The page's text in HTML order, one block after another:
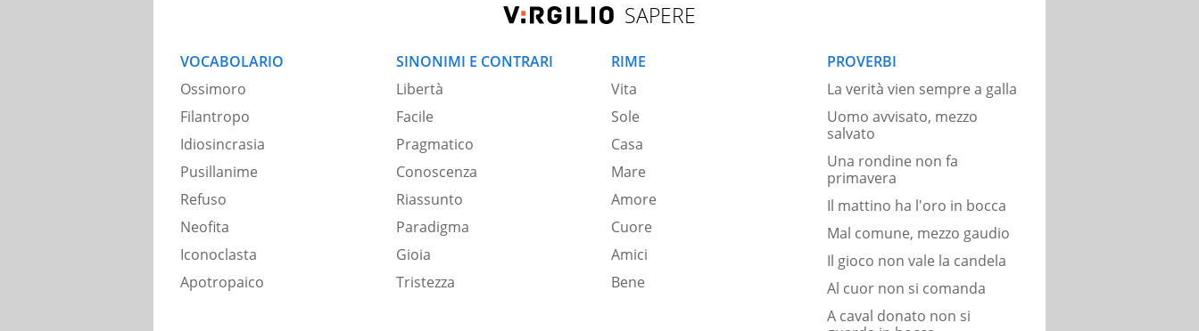
SAPERE
VOCABOLARIO
Ossimoro
Filantropo
Idiosincrasia
Pusillanime
Refuso
Neofita
Iconoclasta
Apotropaico
SINONIMI E CONTRARI
Libertà
Facile
Pragmatico
Conoscenza
Riassunto
Paradigma
Gioia
Tristezza
RIME
Vita
Sole
Casa
Mare
Amore
Cuore
Amici
Bene
PROVERBI
La verità vien sempre a galla
Uomo avvisato, mezzo
salvato
Una rondine non fa
primavera
Il mattino ha l'oro in bocca
Mal comune, mezzo gaudio
Il gioco non vale la candela
Al cuor non si comanda
A caval donato non si